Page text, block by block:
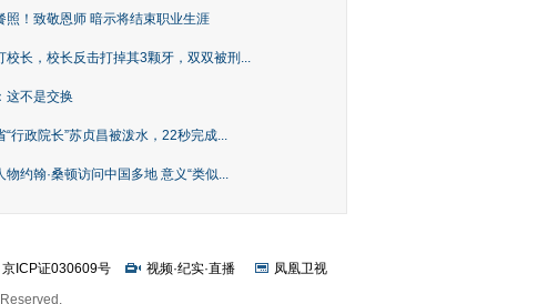
照！致敬恩师 暗示将结束职业生涯
校长，校长反击打掉其3颗牙，双双被刑...
这不是交换
“行政院长”苏贞昌被泼水，22秒完成...
约翰·桑顿访问中国多地 意义“类似...
京ICP证030609号 视频·纪实·直播
凤凰卫视